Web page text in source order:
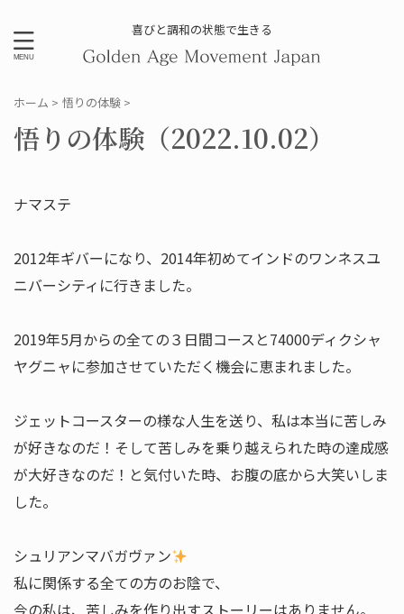
喜びと調和の状態で生きる
ホーム > 悟りの体験 >
悟りの体験（2022.10.02）
ナマステ
2012年ギバーになり、2014年初めてインドのワンネスユ
ニバーシティに行きました。
2019年5月からの全ての３日間コースと74000ディクシャ
ヤグニャに参加させていただく機会に恵まれました。
ジェットコースターの様な人生を送り、私は本当に苦しみ
が好きなのだ！そして苦しみを乗り越えられた時の達成感
が大好きなのだ！と気付いた時、お腹の底から大笑いしま
した。
シュリアンマバガヴァン
私に関係する全ての方のお陰で、
今の私は、苦しみを作り出すストーリーはありません。